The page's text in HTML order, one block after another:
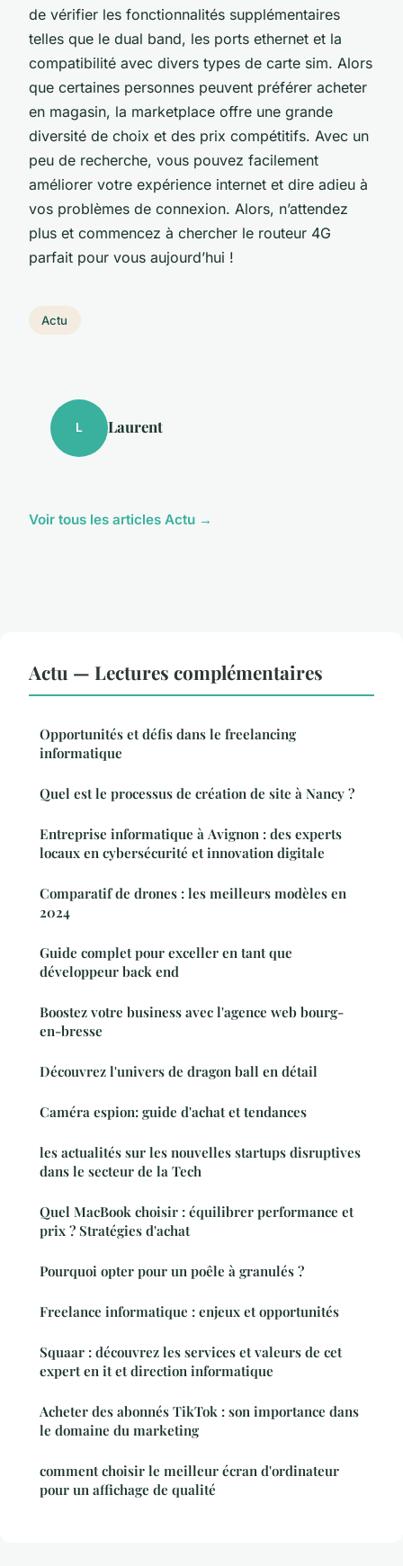
de vérifier les fonctionnalités supplémentaires
telles que le dual band, les ports ethernet et la
compatibilité avec divers types de carte sim. Alors
que certaines personnes peuvent préférer acheter
en magasin, la marketplace offre une grande
diversité de choix et des prix compétitifs. Avec un
peu de recherche, vous pouvez facilement
améliorer votre expérience internet et dire adieu à
vos problèmes de connexion. Alors, n’attendez
plus et commencez à chercher le routeur 4G
parfait pour vous aujourd’hui !
Actu
L Laurent
Voir tous les articles Actu →
Actu — Lectures complémentaires
Opportunités et défis dans le freelancing
informatique
Quel est le processus de création de site à Nancy ?
Entreprise informatique à Avignon : des experts
locaux en cybersécurité et innovation digitale
Comparatif de drones : les meilleurs modèles en
2024
Guide complet pour exceller en tant que
développeur back end
Boostez votre business avec l'agence web bourg-
en-bresse
Découvrez l'univers de dragon ball en détail
Caméra espion: guide d'achat et tendances
les actualités sur les nouvelles startups disruptives
dans le secteur de la Tech
Quel MacBook choisir : équilibrer performance et
prix ? Stratégies d'achat
Pourquoi opter pour un poêle à granulés ?
Freelance informatique : enjeux et opportunités
Squaar : découvrez les services et valeurs de cet
expert en it et direction informatique
Acheter des abonnés TikTok : son importance dans
le domaine du marketing
comment choisir le meilleur écran d'ordinateur
pour un affichage de qualité